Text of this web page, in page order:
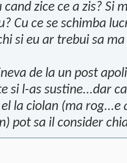
cand zice ce a zis? Si
Cu ce se schimba
si eu ar trebui sa
de la un post
si l-as sustine...dar
la ciolan (ma rog...e
pot sa il consider